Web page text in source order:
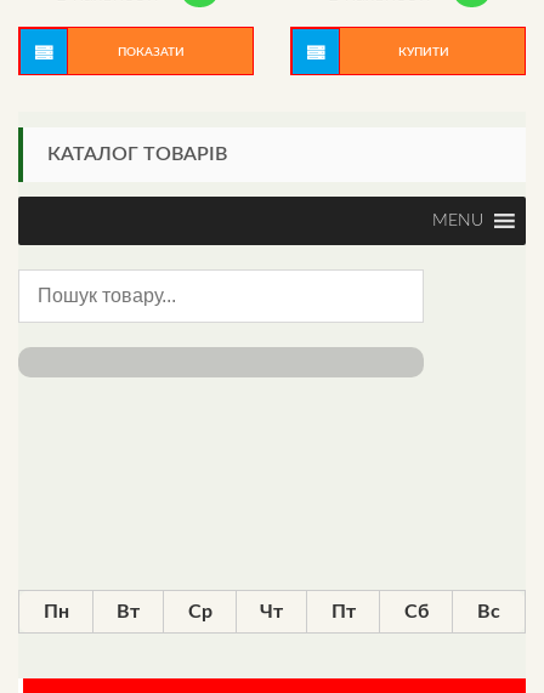
ПОКАЗАТИ КУПИТИ
КАТАЛОГ ТОВАРІВ
MENU
Пн Вт Ср Чт Пт Сб Вс